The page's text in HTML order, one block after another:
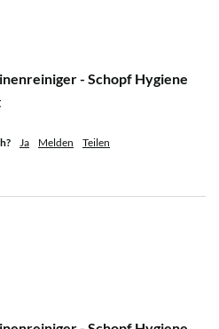
- Schopf Hygiene
Ja Melden Teilen